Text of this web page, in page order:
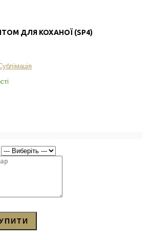
ДЛЯ КОХАНОЇ (SP4)